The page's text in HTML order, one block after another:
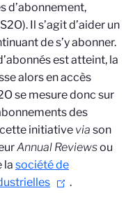
d’abonnement,
Il s’agit d’aider un
de s’y abonner.
est atteint, la
alors en accès
se mesure donc sur
des
initiative via son
Annual Reviewsou
la société de
.